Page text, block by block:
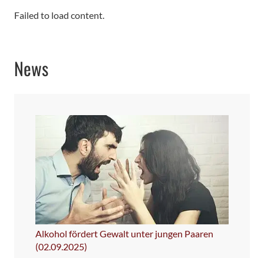
Failed to load content.
News
Alkohol fördert Gewalt unter jungen Paaren
(02.09.2025)